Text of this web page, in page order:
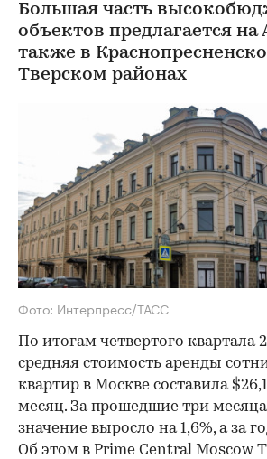
Большая часть
объектов предлагается на
также в
Тверском районах
Фото: Интерпресс/ТАСС
По итогам четвертого квартала
средняя стоимость аренды
квартир в Москве составила
месяц. За прошедшие три
значение выросло на 1,6%, а за
Об этом в Prime Central Moscow